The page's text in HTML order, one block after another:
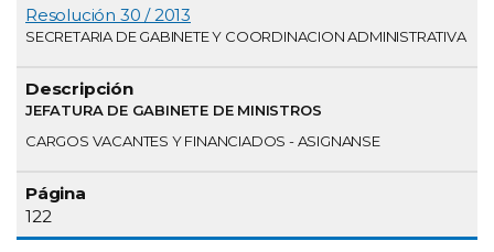
Resolución 30 / 2013
SECRETARIA DE GABINETE Y COORDINACION ADMINISTRATIVA
JEFATURA DE GABINETE DE MINISTROS
CARGOS VACANTES Y FINANCIADOS - ASIGNANSE
122